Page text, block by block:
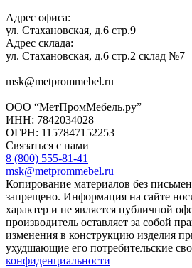
Адрес офиса:
ул. Стахановская, д.6 стр.9
Адрес склада:
ул. Стахановская, д.6 стр.2 склад №7
msk@metprommebel.ru
ООО “МетПромМебель.ру”
ИНН: 7842034028
ОГРН: 1157847152253
Связаться с нами
8 (800) 555-81-41
msk@metprommebel.ru
Копирование материалов без
запрещено. Информация на сайте
характер и не является публичной
производитель оставляет за собой
изменения в конструкцию изделия
ухудшающие его потребительские
конфиденциальности